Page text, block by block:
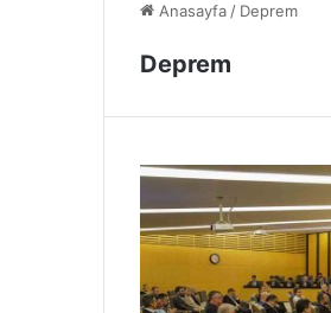
Anasayfa / Deprem
Deprem